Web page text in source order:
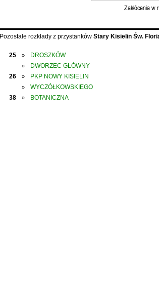
Zakłócenia
Pozostałe rozkłady z przystanków Stary Kisielin Św.
25 » DROSZKÓW
»
DWORZEC GŁÓWNY
26
» PKP NOWY KISIELIN
»
WYCZÓŁKOWSKIEGO
38
» BOTANICZNA